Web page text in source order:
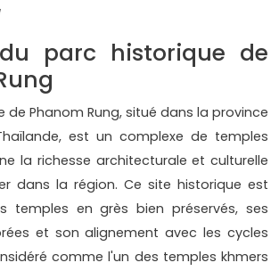
parc historique de
de Phanom Rung, situé dans la province
est un complexe de temples
la richesse architecturale et culturelle
dans la région. Ce site historique est
temples en grès bien préservés, ses
et son alignement avec les cycles
comme l'un des temples khmers